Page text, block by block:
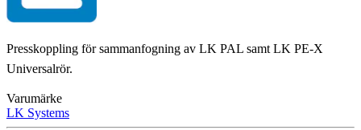
Presskoppling för sammanfogning av LK PAL samt LK PE-X
Universalrör.
Varumärke
LK Systems